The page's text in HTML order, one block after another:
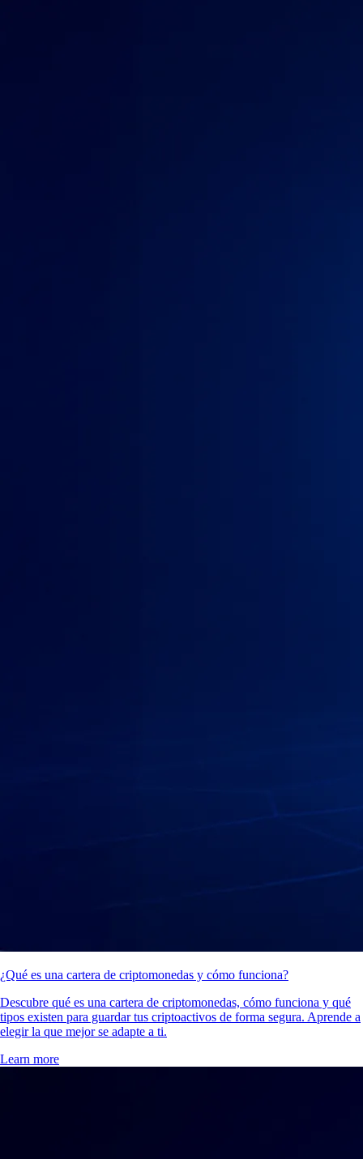
¿Qué es una cartera de criptomonedas y cómo funciona?
Descubre qué es una cartera de criptomonedas, cómo funciona y qué
tipos existen para guardar tus criptoactivos de forma segura. Aprende a
elegir la que mejor se adapte a ti.
Learn more